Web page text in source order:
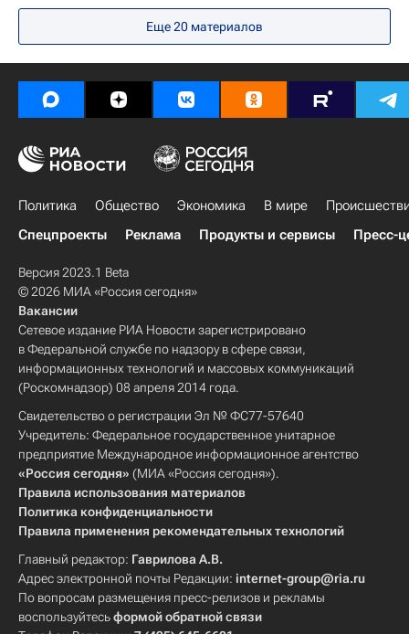
Спартак Москва
РПЛ 2026-2027 (Чемпионат России по футболу)
Трансферы
Трансферы в РПЛ
Еще20 материалов
Политика Общество Экономика В мире
Спецпроекты
Реклама Продукты и сервисы Пресс-
Версия 2023.1 Beta
© 2026 МИА «Россия сегодня»
Вакансии
Сетевое издание РИА Новости зарегистрировано
в Федеральной службе по надзору в сфере связи,
информационных технологий и массовых коммуникаций
(Роскомнадзор) 08 апреля 2014 года.
Свидетельство о регистрации Эл № ФС77-57640
Учредитель: Федеральное государственное унитарное
предприятие Международное информационное агентство
«Россия сегодня» (МИА «Россия сегодня»).
Правила использования материалов
Политика конфиденциальности
Правила применения рекомендательных технологий
Главный редактор: Гаврилова А.В.
Адрес электронной почты Редакции: internet-group@ria.ru
По вопросам размещения пресс-релизов и рекламы
воспользуйтесьформой обратной связи